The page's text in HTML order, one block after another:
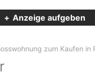
Anzeige aufgeben
zum Kaufen in